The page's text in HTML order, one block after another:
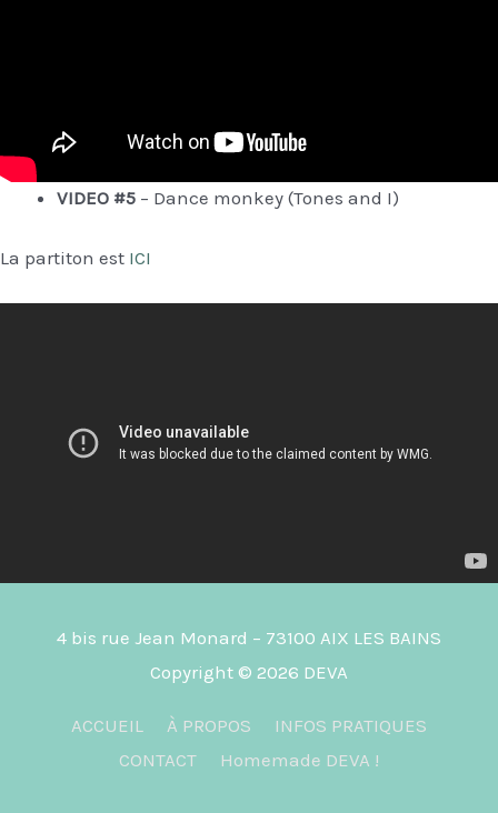
VIDEO #5 – Dance monkey (Tones and I)
La partiton est ICI
4 bis rue Jean Monard – 73100 AIX LES BAINS
Copyright © 2026 DEVA
ACCUEIL À PROPOS
INFOS PRATIQUES
CONTACT
Homemade DEVA !